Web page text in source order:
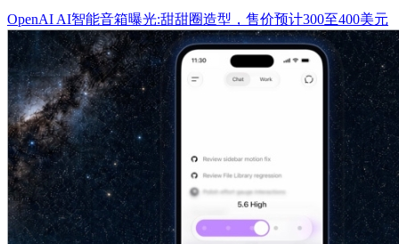
OpenAI AI智能音箱曝光:甜甜圈造型，售价预计300至400美元